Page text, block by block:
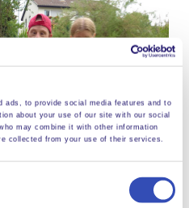
ads, to provide social media features and to
about your use of our site with our social
may combine it with other information
collected from your use of their services.